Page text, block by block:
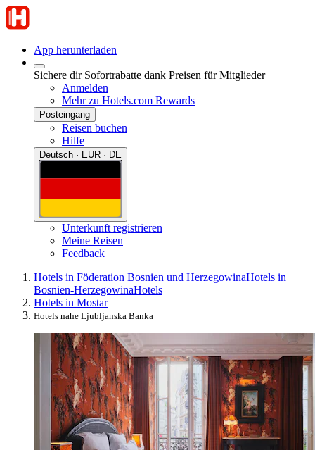
App herunterladen
Sichere dir Sofortrabatte dank Preisen für Mitglieder
Anmelden
Mehr zu Hotels.com Rewards
Posteingang
Reisen buchen
Hilfe
Deutsch · EUR · DE
Unterkunft registrieren
Meine Reisen
Feedback
Hotels in Föderation Bosnien und HerzegowinaHotels in
Bosnien-HerzegowinaHotels
Hotels in Mostar
Hotels nahe Ljubljanska Banka